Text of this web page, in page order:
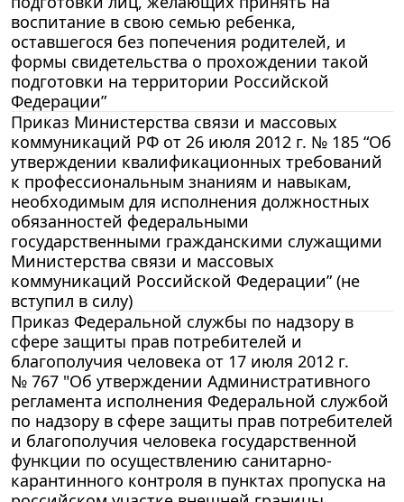
воспитание в свою семью ребенка,
оставшегося без попечения родителей, и
формы свидетельства о прохождении такой
подготовки на территории Российской
Федерации”
Приказ Министерства связи и массовых
коммуникаций РФ от 26 июля 2012 г. № 185 “Об
утверждении квалификационных требований
к профессиональным знаниям и навыкам,
необходимым для исполнения должностных
обязанностей федеральными
государственными гражданскими служащими
Министерства связи и массовых
коммуникаций Российской Федерации” (не
вступил в силу)
Приказ Федеральной службы по надзору в
сфере защиты прав потребителей и
благополучия человека от 17 июля 2012 г.
№ 767 "Об утверждении Административного
регламента исполнения Федеральной службой
по надзору в сфере защиты прав потребителей
и благополучия человека государственной
функции по осуществлению санитарно-
карантинного контроля в пунктах пропуска на